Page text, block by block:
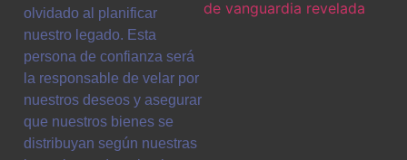
olvidado al planificar
nuestro legado. Esta
persona de confianza será
la responsable de velar por
nuestros deseos y asegurar
que nuestros bienes se
distribuyan según nuestras